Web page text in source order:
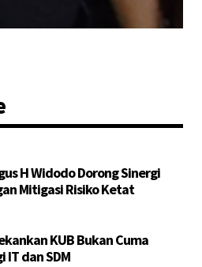
H Widodo Dorong Sinergi
Mitigasi Risiko Ketat
KUB Bukan Cuma
IT dan SDM